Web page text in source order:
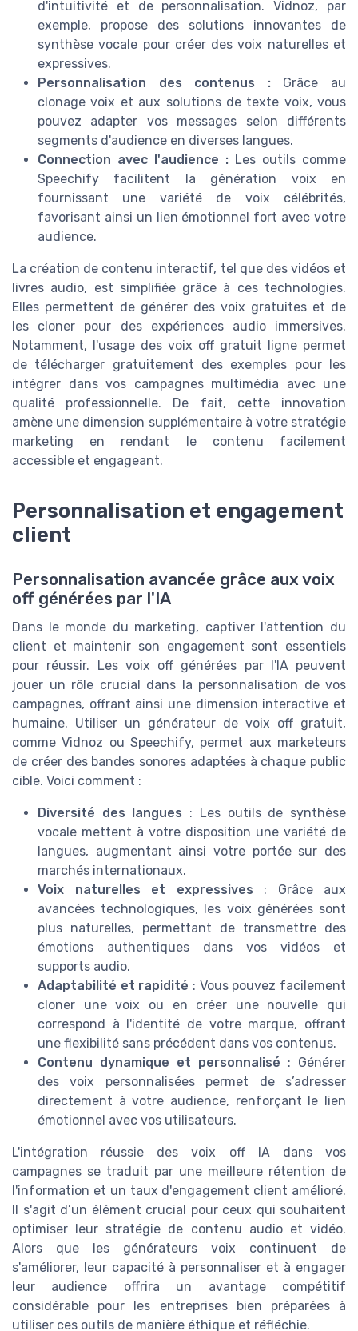
d'intuitivité et de personnalisation. Vidnoz, par
exemple, propose des solutions innovantes de
synthèse vocale pour créer des voix naturelles et
expressives.
Personnalisation des contenus :Grâce au
clonage voix et aux solutions de texte voix, vous
pouvez adapter vos messages selon différents
segments d'audience en diverses langues.
Connection avec l'audience : Les outils comme
Speechify facilitent la génération voix en
fournissant une variété de voix célébrités,
favorisant ainsi un lien émotionnel fort avec votre
audience.
La création de contenu interactif, tel que des vidéos et
livres audio, est simplifiée grâce à ces technologies.
Elles permettent de générer des voix gratuites et de
les cloner pour des expériences audio immersives.
Notamment, l'usage des voix off gratuit ligne permet
de télécharger gratuitement des exemples pour les
intégrer dans vos campagnes multimédia avec une
qualité professionnelle. De fait, cette innovation
amène une dimension supplémentaire à votre stratégie
marketing en rendant le contenu facilement
accessible et engageant.
Personnalisation et engagement
client
Personnalisation avancée grâce aux voix
off générées par l'IA
Dans le monde du marketing, captiver l'attention du
client et maintenir son engagement sont essentiels
pour réussir. Les voix off générées par l'IA peuvent
jouer un rôle crucial dans la personnalisation de vos
campagnes, offrant ainsi une dimension interactive et
humaine. Utiliser un générateur de voix off gratuit,
comme Vidnoz ou Speechify, permet aux marketeurs
de créer des bandes sonores adaptées à chaque public
cible. Voici comment :
Diversité des langues : Les outils de synthèse
vocale mettent à votre disposition une variété de
langues, augmentant ainsi votre portée sur des
marchés internationaux.
Voix naturelles et expressives : Grâce aux
avancées technologiques, les voix générées sont
plus naturelles, permettant de transmettre des
émotions authentiques dans vos vidéos et
supports audio.
Adaptabilité et rapidité : Vous pouvez facilement
cloner une voix ou en créer une nouvelle qui
correspond à l'identité de votre marque, offrant
une flexibilité sans précédent dans vos contenus.
Contenu dynamique et personnalisé : Générer
des voix personnalisées permet de s’adresser
directement à votre audience, renforçant le lien
émotionnel avec vos utilisateurs.
L'intégration réussie des voix off IA dans vos
campagnes se traduit par une meilleure rétention de
l'information et un taux d'engagement client amélioré.
Il s'agit d’un élément crucial pour ceux qui souhaitent
optimiser leur stratégie de contenu audio et vidéo.
Alors que les générateurs voix continuent de
s'améliorer, leur capacité à personnaliser et à engager
leur audience offrira un avantage compétitif
considérable pour les entreprises bien préparées à
utiliser ces outils de manière éthique et réfléchie.